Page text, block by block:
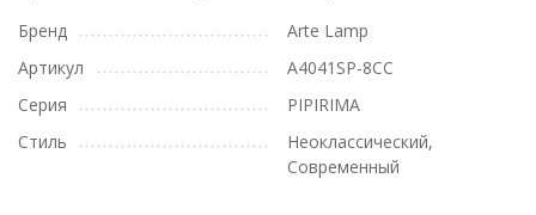
Бренд
Arte Lamp
Артикул
A4041SP-8CC
Серия
PIPIRIMA
Стиль
Неоклассический,
Современный